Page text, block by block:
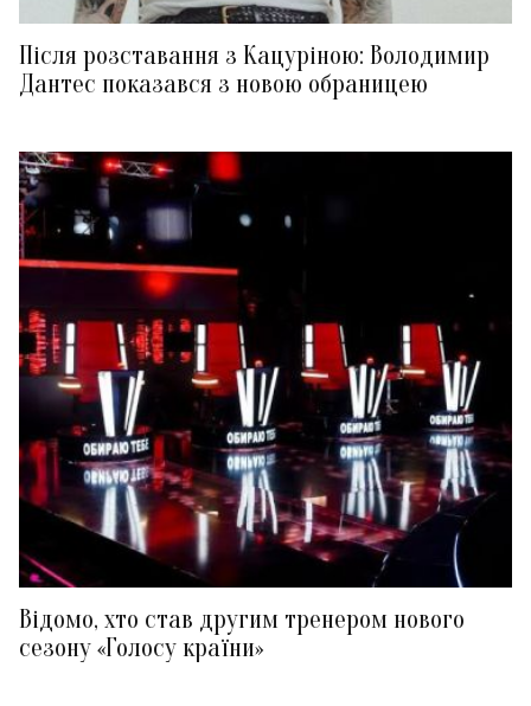
Після розставання з Кацуріною: Володимир
Дантес показався з новою обраницею
Відомо, хто став другим тренером нового
сезону «Голосу країни»